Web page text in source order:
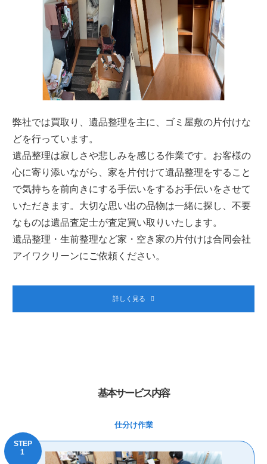
弊社では買取り、遺品整理を主に、ゴミ屋敷の片付けな
どを行っています。
遺品整理は寂しさや悲しみを感じる作業です。お客様の
心に寄り添いながら、家を片付けて遺品整理をすること
で気持ちを前向きにする手伝いをするお手伝いをさせて
いただきます。大切な思い出の品物は一緒に探し、不要
なものは遺品査定士が査定買い取りいたします。
遺品整理・生前整理など家・空き家の片付けは合同会社
アイワクリーンにご依頼ください。
詳しく見る
基本サービス内容
仕分け作業